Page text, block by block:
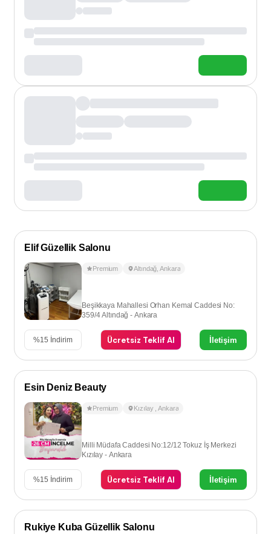
Elif Güzellik Salonu
Premium Altındağ ,Ankara
Beşikkaya Mahallesi Orhan Kemal Caddesi No:
359/4 Altındağ - Ankara
%15 İndirim Ücretsiz Teklif Al İletişim
Esin Deniz Beauty
Premium Kızılay ,Ankara
Milli Müdafa Caddesi No:12/12 Tokuz İş Merkezi
Kızılay - Ankara
%15 İndirim Ücretsiz Teklif Al İletişim
Rukiye Kuba Güzellik Salonu